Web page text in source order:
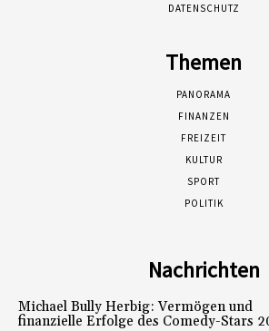
DATENSCHUTZ
Themen
PANORAMA
FINANZEN
FREIZEIT
KULTUR
SPORT
POLITIK
Nachrichten
Michael Bully Herbig: Vermögen und
finanzielle Erfolge des Comedy-Stars